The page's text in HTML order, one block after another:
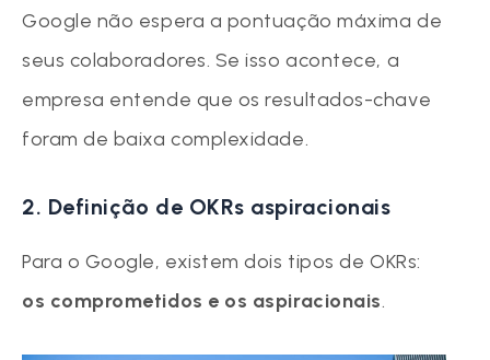
Google não espera a pontuação máxima de
seus colaboradores. Se isso acontece, a
empresa entende que os resultados-chave
foram de baixa complexidade.
2. Definição de OKRs aspiracionais
Para o Google, existem dois tipos de OKRs:
os comprometidos e os aspiracionais.